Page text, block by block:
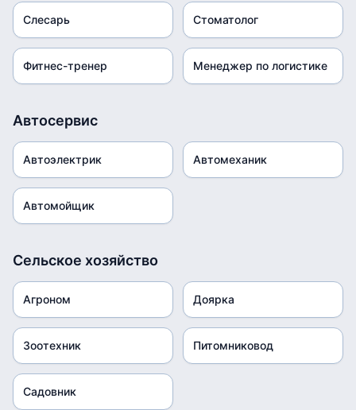
Слесарь Стоматолог
Фитнес-тренер Менеджер по логистике
Автосервис
Автоэлектрик Автомеханик
Автомойщик
Сельское хозяйство
Агроном Доярка
Зоотехник Питомниковод
Садовник